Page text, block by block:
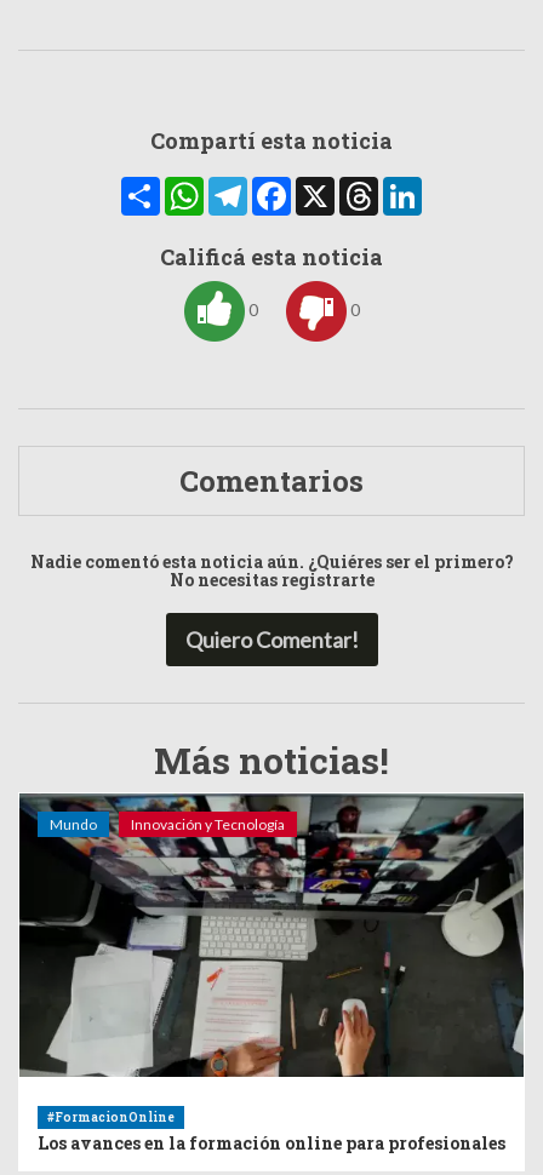
Compartí esta noticia
CompartirWhatsAppTelegramFacebook
X Threads
Calificá esta noticia
0 0
Comentarios
Nadie comentó esta noticia aún. ¿Quiéres ser el primero?
No necesitas registrarte
Quiero Comentar!
Más noticias!
Mundo Innovación y Tecnología
#FormacionOnline
Los avances en la formación online para profesionales